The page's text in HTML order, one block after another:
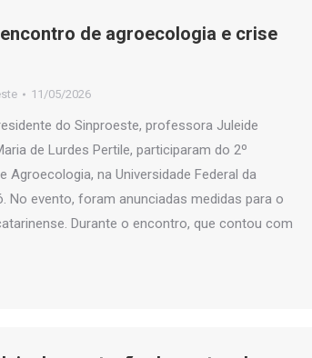
de agroecologia e crise
11/05/2026
do Sinproeste, professora Juleide
de Lurdes Pertile, participaram do 2º
Agroecologia, na Universidade Federal da
No evento, foram anunciadas medidas para o
Durante o encontro, que contou com